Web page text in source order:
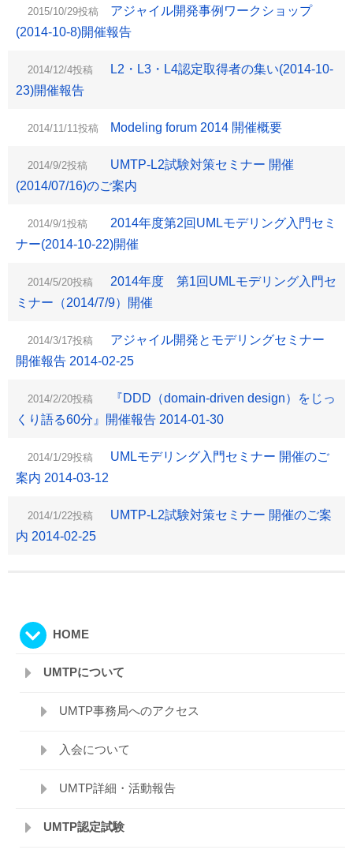
2015/10/29投稿
アジャイル開発事例ワークショップ
(2014-10-8)開催報告
2014/12/4投稿
L2・L3・L4認定取得者の集い(2014-10-
23)開催報告
2014/11/11投稿 Modeling forum 2014 開催概要
2014/9/2投稿
UMTP-L2試験対策セミナー 開催
(2014/07/16)のご案内
2014/9/1投稿
2014年度第2回UMLモデリング入門セミ
ナー(2014-10-22)開催
2014/5/20投稿
2014年度 第1回UMLモデリング入門セ
ミナー（2014/7/9）開催
2014/3/17投稿
アジャイル開発とモデリングセミナー
開催報告 2014-02-25
2014/2/20投稿
『DDD（domain-driven design）をじっ
くり語る60分』開催報告 2014-01-30
2014/1/29投稿
UMLモデリング入門セミナー 開催のご
案内 2014-03-12
2014/1/22投稿
UMTP-L2試験対策セミナー 開催のご案
内 2014-02-25
HOME
UMTPについて
UMTP事務局へのアクセス
入会について
UMTP詳細・活動報告
UMTP認定試験